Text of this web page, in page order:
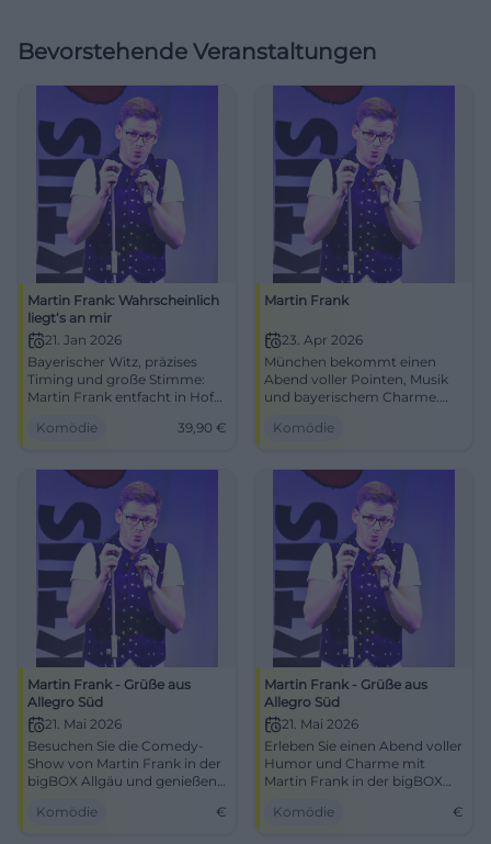
Bevorstehende Veranstaltungen
Martin Frank: Wahrscheinlich
liegt‘s an mir
21. Jan 2026
Bayerischer Witz, präzises
Timing und große Stimme:
Martin Frank entfacht in Hof
Sichere dir jetzt deine Tickets
Pointen, Publikumsreaktion
und kabarettistischer Klasse.
Komödie 39,90 €
Martin Frank
23. Apr 2026
München bekommt einen
Abend voller Pointen, Musik
und bayerischem Charme.
CAT mit Grüße aus Allegro
Komödie
Martin Frank - Grüße aus
Allegro Süd
21. Mai 2026
Besuchen Sie die Comedy-
Show von Martin Frank in der
bigBOX Allgäu und genießen
Komödie
€
Martin Frank - Grüße aus
Allegro Süd
21. Mai 2026
Erleben Sie einen Abend voller
Humor und Charme mit
Martin Frank in der bigBOX
Komödie
€